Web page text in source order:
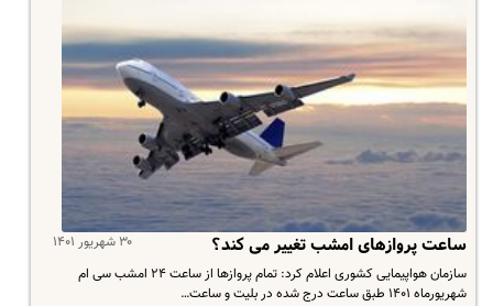
۳۰ شهریور ۱۴۰۱ ساعت پروازهای امشب تغییر می کند؟
​سازمان هواپیمایی کشوری اعلام کرد: تمام پروازها از ساعت ۲۴ امشب سی ام
شهریورماه ۱۴۰۱ طبق ساعت درج شده در بلیت و ساعت…